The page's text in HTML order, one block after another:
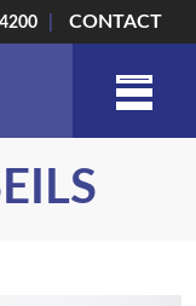
CONTACT